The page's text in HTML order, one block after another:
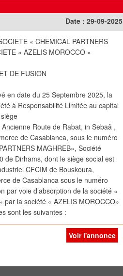
Date : 29-09-2025
« CHEMICAL PARTNERS
« AZELIS MOROCCO »
DE FUSION
en date du 25 Septembre 2025, la
à Responsabilité Limitée au capital
Route de Rabat, in Sebaâ ,
de Casablanca, sous le numéro
MAGHREB», Société
de Dirhams, dont le siège social est
CFCIM de Bouskoura,
de Casablanca sous le numéro
par voie d’absorption de la société «
par la société « AZELIS MOROCCO»
sont les suivantes :
interne et permettra :
des structures de la Société Absorbée
et de gestion des deux Parties ;
Voir l'annonce